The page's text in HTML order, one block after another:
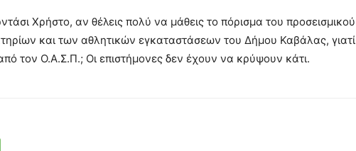
Χρήστο, αν θέλεις πολύ να μάθεις το πόρισμα του προσεισμικού
και των αθλητικών εγκαταστάσεων του Δήμου Καβάλας, γιατί
τον Ο.Α.Σ.Π.; Οι επιστήμονες δεν έχουν να κρύψουν κάτι.